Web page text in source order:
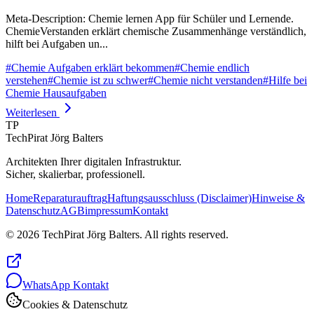
Meta-Description: Chemie lernen App für Schüler und Lernende.
ChemieVerstanden erklärt chemische Zusammenhänge verständlich,
hilft bei Aufgaben un...
#Chemie Aufgaben erklärt bekommen#Chemie endlich
verstehen#Chemie ist zu schwer#Chemie nicht verstanden#Hilfe bei
Chemie Hausaufgaben
Weiterlesen
TP
TechPirat Jörg Balters
Architekten Ihrer digitalen Infrastruktur.
Sicher, skalierbar, professionell.
HomeReparaturauftragHaftungsausschluss (Disclaimer)Hinweise &
DatenschutzAGBimpressumKontakt
© 2026 TechPirat Jörg Balters. All rights reserved.
WhatsApp Kontakt
Cookies & Datenschutz